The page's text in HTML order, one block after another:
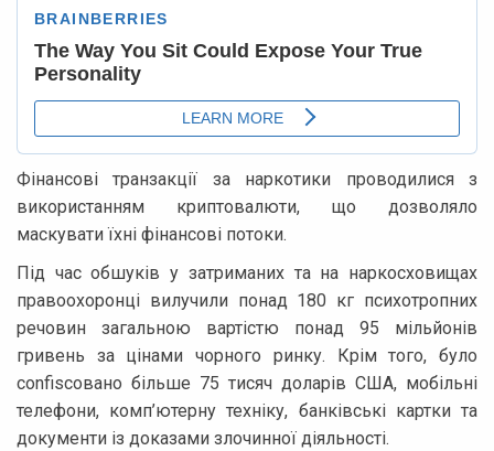
Фінансові транзакції за наркотики проводилися з
використанням криптовалюти, що дозволяло
маскувати їхні фінансові потоки.
Під час обшуків у затриманих та на наркосховищах
правоохоронці вилучили понад 180 кг психотропних
речовин загальною вартістю понад 95 мільйонів
гривень за цінами чорного ринку. Крім того, було
confiscовано більше 75 тисяч доларів США, мобільні
телефони, комп’ютерну техніку, банківські картки та
документи із доказами злочинної діяльності.